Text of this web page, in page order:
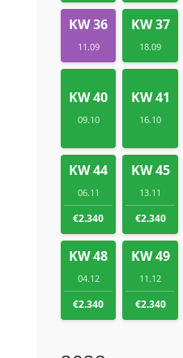
KW 36
11.09
KW 37
18.09
KW 40
09.10
KW 41
16.10
KW 44
06.11
€2.340
KW 45
13.11
€2.340
KW 48
04.12
€2.340
KW 49
11.12
€2.340